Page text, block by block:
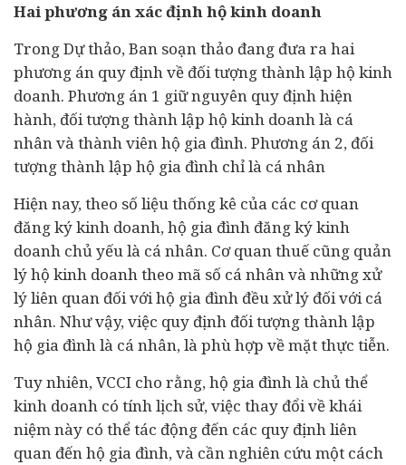
Hai phương án xác định hộ kinh doanh
Trong Dự thảo, Ban soạn thảo đang đưa ra hai
phương án quy định về đối tượng thành lập hộ kinh
doanh. Phương án 1 giữ nguyên quy định hiện
hành, đối tượng thành lập hộ kinh doanh là cá
nhân và thành viên hộ gia đình. Phương án 2, đối
tượng thành lập hộ gia đình chỉ là cá nhân
Hiện nay, theo số liệu thống kê của các cơ quan
đăng ký kinh doanh, hộ gia đình đăng ký kinh
doanh chủ yếu là cá nhân. Cơ quan thuế cũng quản
lý hộ kinh doanh theo mã số cá nhân và những xử
lý liên quan đối với hộ gia đình đều xử lý đối với cá
nhân. Như vậy, việc quy định đối tượng thành lập
hộ gia đình là cá nhân, là phù hợp về mặt thực tiễn.
Tuy nhiên, VCCI cho rằng, hộ gia đình là chủ thể
kinh doanh có tính lịch sử, việc thay đổi về khái
niệm này có thể tác động đến các quy định liên
quan đến hộ gia đình, và cần nghiên cứu một cách